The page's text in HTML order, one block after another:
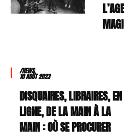
/NEWS
10 AOÛT 2023
DISQUAIRES, LIBRAIRES, EN
LIGNE, DE LA MAIN À LA
MAIN : OÙ SE PROCURER